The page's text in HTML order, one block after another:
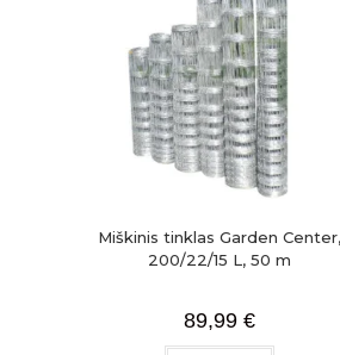
Miškinis tinklas Garden Center,
200/22/15 L, 50 m
89,99 €